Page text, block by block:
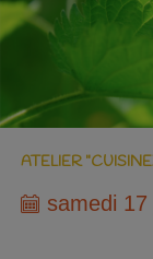
ATELIER
samedi